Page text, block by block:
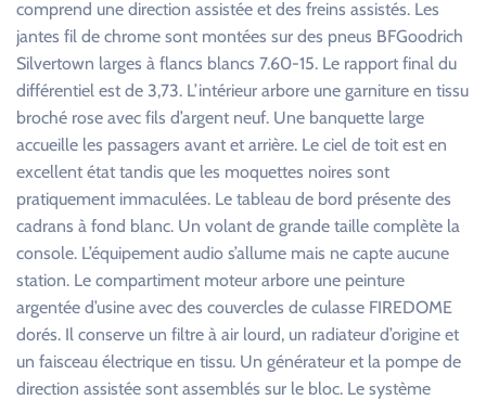
comprend une direction assistée et des freins assistés. Les
jantes fil de chrome sont montées sur des pneus BFGoodrich
Silvertown larges à flancs blancs 7.60-15. Le rapport final du
différentiel est de 3,73. L’intérieur arbore une garniture en tissu
broché rose avec fils d’argent neuf. Une banquette large
accueille les passagers avant et arrière. Le ciel de toit est en
excellent état tandis que les moquettes noires sont
pratiquement immaculées. Le tableau de bord présente des
cadrans à fond blanc. Un volant de grande taille complète la
console. L’équipement audio s’allume mais ne capte aucune
station. Le compartiment moteur arbore une peinture
argentée d’usine avec des couvercles de culasse FIREDOME
dorés. Il conserve un filtre à air lourd, un radiateur d’origine et
un faisceau électrique en tissu. Un générateur et la pompe de
direction assistée sont assemblés sur le bloc. Le système